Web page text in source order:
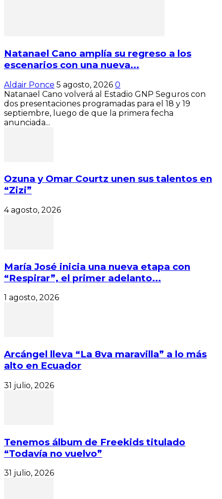
Natanael Cano amplía su regreso a los
escenarios con una nueva...
Aldair Ponce 5 agosto, 2026 0
Natanael Cano volverá al Estadio GNP Seguros con
dos presentaciones programadas para el 18 y 19
septiembre, luego de que la primera fecha
anunciada...
Ozuna y Omar Courtz unen sus talentos en
“Zizi”
4 agosto, 2026
María José inicia una nueva etapa con
“Respirar”, el primer adelanto...
1 agosto, 2026
Arcángel lleva “La 8va maravilla” a lo más
alto en Ecuador
31 julio, 2026
Tenemos álbum de Freekids titulado
“Todavía no vuelvo”
31 julio, 2026